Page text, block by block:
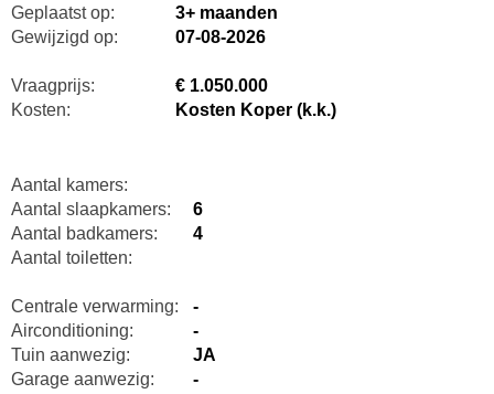
Geplaatst op:
3+ maanden
Gewijzigd op:
07-08-2026
Vraagprijs:
€ 1.050.000
Kosten:
Kosten Koper (k.k.)
Aantal kamers:
Aantal slaapkamers:
6
Aantal badkamers:
4
Aantal toiletten:
Centrale verwarming:
-
Airconditioning:
-
Tuin aanwezig:
JA
Garage aanwezig:
-